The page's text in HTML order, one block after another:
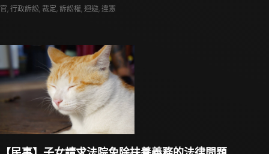
官,行政訴訟,裁定,訴訟權,迴避,違憲